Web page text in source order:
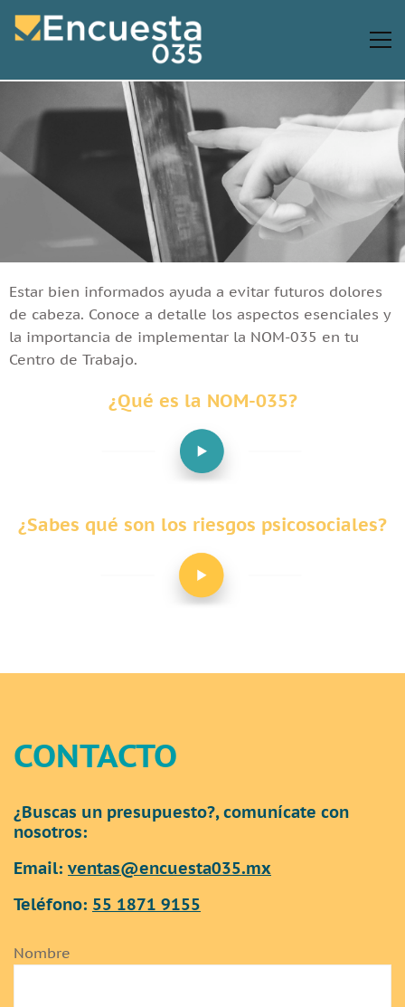
Estar bien informados ayuda a evitar futuros dolores
de cabeza. Conoce a detalle los aspectos esenciales y
la importancia de implementar la NOM-035 en tu
Centro de Trabajo.
¿Qué es la NOM-035?
¿Sabes qué son los riesgos psicosociales?
CONTACTO
¿Buscas un presupuesto?, comunícate con
nosotros:
Email: ventas@encuesta035.mx
Teléfono: 55 1871 9155
Nombre